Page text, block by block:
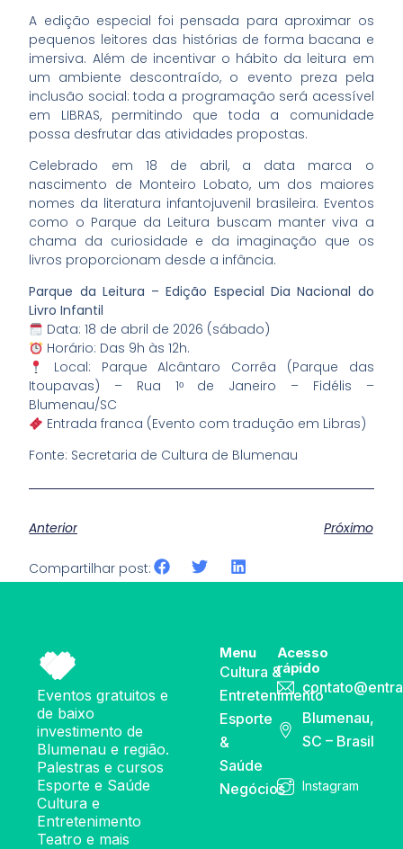
A edição especial foi pensada para aproximar os
pequenos leitores das histórias de forma bacana e
imersiva. Além de incentivar o hábito da leitura em
um ambiente descontraído, o evento preza pela
inclusão social: toda a programação será acessível
em LIBRAS, permitindo que toda a comunidade
possa desfrutar das atividades propostas.
Celebrado em 18 de abril, a data marca o
nascimento de Monteiro Lobato, um dos maiores
nomes da literatura infantojuvenil brasileira. Eventos
como o Parque da Leitura buscam manter viva a
chama da curiosidade e da imaginação que os
livros proporcionam desde a infância.
Parque da Leitura – Edição Especial Dia Nacional do
Livro Infantil
Data: 18 de abril de 2026 (sábado)
Horário: Das 9h às 12h.
Local: Parque Alcântaro Corrêa (Parque das
Itoupavas) – Rua 1ᵒ de Janeiro – Fidélis –
Blumenau/SC
Entrada franca (Evento com tradução em Libras)
Fonte: Secretaria de Cultura de Blumenau
Anterior Próximo
Compartilhar post:
Eventos gratuitos e
de baixo
investimento de
Blumenau e região.
Palestras e cursos
Esporte e Saúde
Cultura e
Entretenimento
Teatro e mais
Menu
Cultura &
Entretenimento
Esporte
&
Saúde
Negócios
Acesso
rápido
Blumenau,
SC – Brasil
Instagram